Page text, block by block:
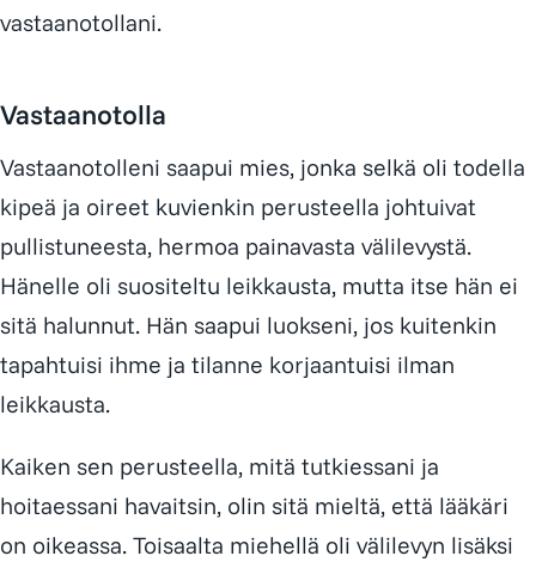
vastaanotollani.
Vastaanotolla
Vastaanotolleni saapui mies, jonka selkä oli todella
kipeä ja oireet kuvienkin perusteella johtuivat
pullistuneesta, hermoa painavasta välilevystä.
Hänelle oli suositeltu leikkausta, mutta itse hän ei
sitä halunnut. Hän saapui luokseni, jos kuitenkin
tapahtuisi ihme ja tilanne korjaantuisi ilman
leikkausta.
Kaiken sen perusteella, mitä tutkiessani ja
hoitaessani havaitsin, olin sitä mieltä, että lääkäri
on oikeassa. Toisaalta miehellä oli välilevyn lisäksi